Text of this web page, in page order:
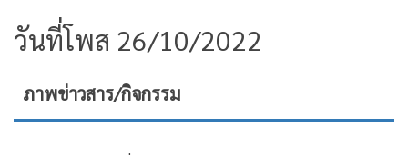
วันที่โพส 26/10/2022
ภาพข่าวสาร/กิจกรรม